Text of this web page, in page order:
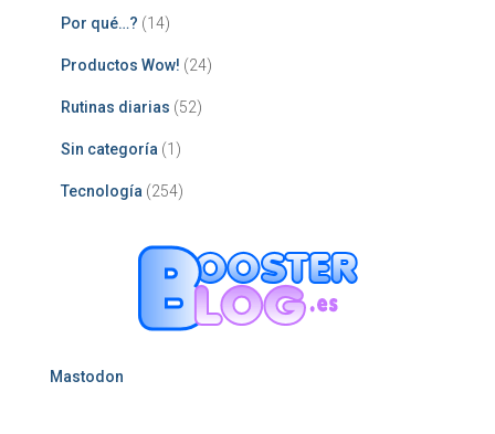
Por qué…? (14)
Productos Wow! (24)
Rutinas diarias (52)
Sin categoría (1)
Tecnología (254)
Mastodon